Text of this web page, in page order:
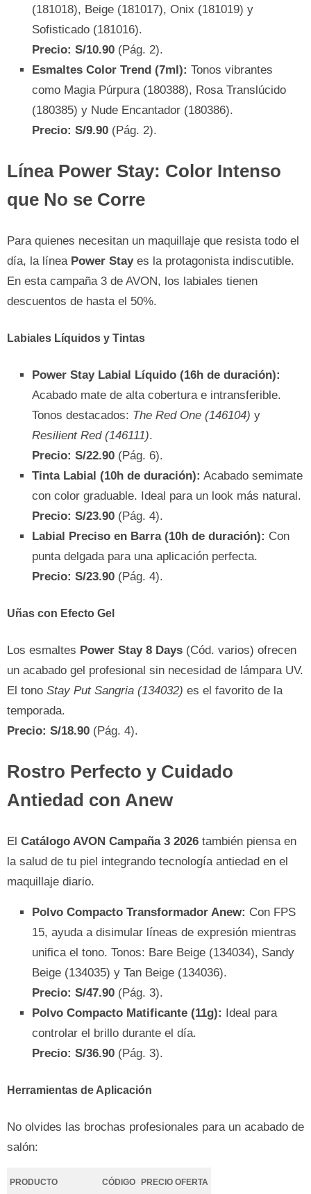
(181018), Beige (181017), Onix (181019) y
Sofisticado (181016).
Precio: S/10.90 (Pág. 2).
Esmaltes Color Trend (7ml): Tonos vibrantes
como Magia Púrpura (180388), Rosa Translúcido
(180385) y Nude Encantador (180386).
Precio: S/9.90 (Pág. 2).
Línea Power Stay: Color Intenso
que No se Corre
Para quienes necesitan un maquillaje que resista todo el
día, la línea Power Stayes la protagonista indiscutible.
En esta campaña 3 de AVON, los labiales tienen
descuentos de hasta el 50%.
Labiales Líquidos y Tintas
Power Stay Labial Líquido (16h de duración):
Acabado mate de alta cobertura e intransferible.
Tonos destacados: The Red One (146104) y
Resilient Red (146111).
Precio: S/22.90 (Pág. 6).
Tinta Labial (10h de duración): Acabado semimate
con color graduable. Ideal para un look más natural.
Precio: S/23.90 (Pág. 4).
Labial Preciso en Barra (10h de duración): Con
punta delgada para una aplicación perfecta.
Precio: S/23.90 (Pág. 4).
Uñas con Efecto Gel
Los esmaltes Power Stay 8 Days (Cód. varios) ofrecen
un acabado gel profesional sin necesidad de lámpara UV.
El tono Stay Put Sangria (134032) es el favorito de la
temporada.
Precio: S/18.90 (Pág. 4).
Rostro Perfecto y Cuidado
Antiedad con Anew
El Catálogo AVON Campaña 3 2026 también piensa en
la salud de tu piel integrando tecnología antiedad en el
maquillaje diario.
Polvo Compacto Transformador Anew: Con FPS
15, ayuda a disimular líneas de expresión mientras
unifica el tono. Tonos: Bare Beige (134034), Sandy
Beige (134035) y Tan Beige (134036).
Precio: S/47.90 (Pág. 3).
Polvo Compacto Matificante (11g): Ideal para
controlar el brillo durante el día.
Precio: S/36.90 (Pág. 3).
Herramientas de Aplicación
No olvides las brochas profesionales para un acabado de
salón:
PRODUCTO CÓDIGO PRECIO OFERTA